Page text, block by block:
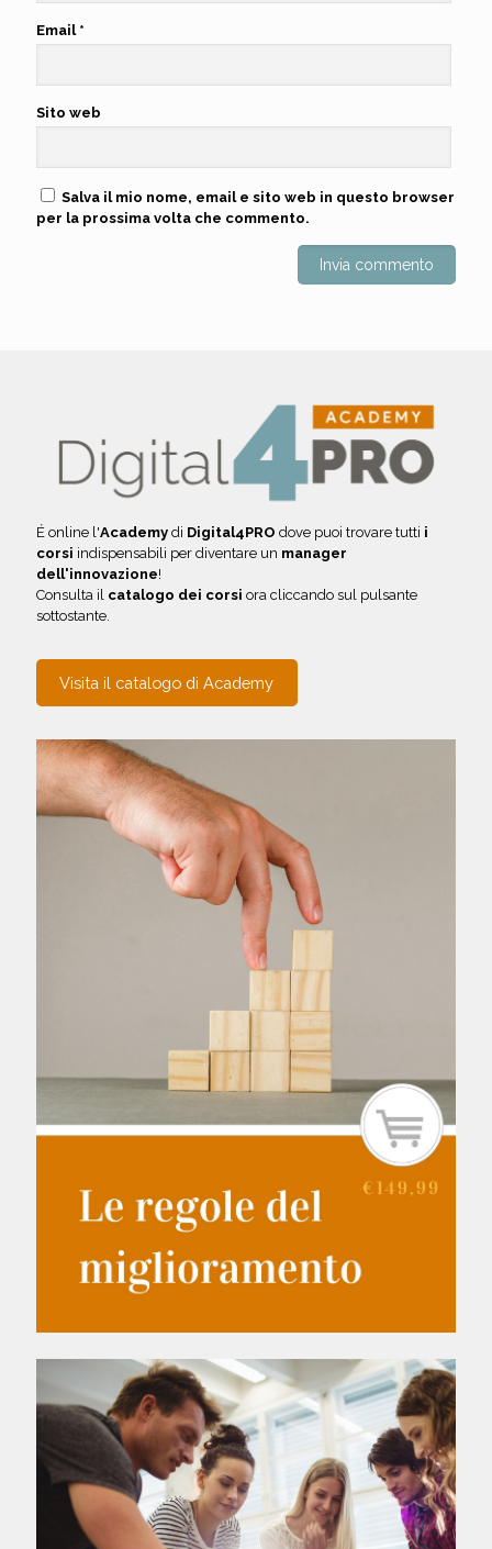
Email *
Sito web
Salva il mio nome, email e sito web in questo browser
per la prossima volta che commento.
É online l'Academy di Digital4PRO dove puoi trovare tutti i
corsi indispensabili per diventare un manager
dell'innovazione!
Consulta il catalogo dei corsi ora cliccando sul pulsante
sottostante.
Visita il catalogo di Academy